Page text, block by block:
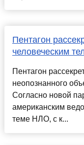
Пентагон
человеческим
Пентагон
неопознанного
Согласно новой
американским
теме НЛО, с к...